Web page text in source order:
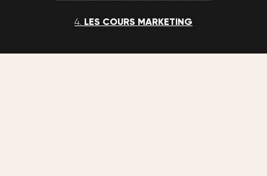
4. LES COURS MARKETING